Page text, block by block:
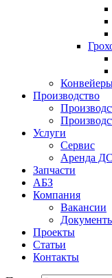
Производство
Услуги
Сервис
Аренда
Запчасти
АБЗ
Компания
Вакансии
Проекты
Статьи
Контакты